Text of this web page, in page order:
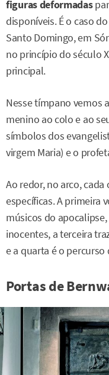
figuras deformadas
disponíveis. É o caso
Santo Domingo, em
no princípio do século
principal.
Nesse tímpano vemos
menino ao colo e ao
símbolos dos
virgem Maria) e o
Ao redor, no arco,
específicas. A primeira
músicos do
inocentes, a terceira
e a quarta é o percurso
Portas de